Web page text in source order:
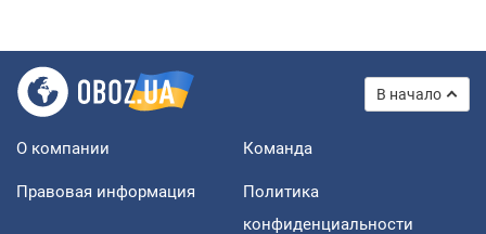
В начало
О компании Команда
Правовая информация
Политика
конфиденциальности